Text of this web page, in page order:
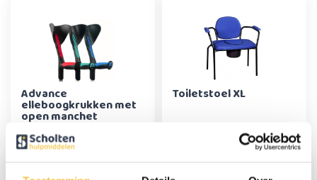
Advance
elleboogkrukken met
open manchet
29,95
Toiletstoel XL